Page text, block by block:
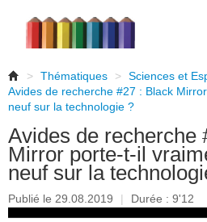
> Thématiques > Sciences et
Avides de recherche #27 : Black
neuf sur la technologie ?
Avides de recherche
Mirror porte-t-il
neuf sur la
Publié le 29.08.2019 | Durée : 9'12